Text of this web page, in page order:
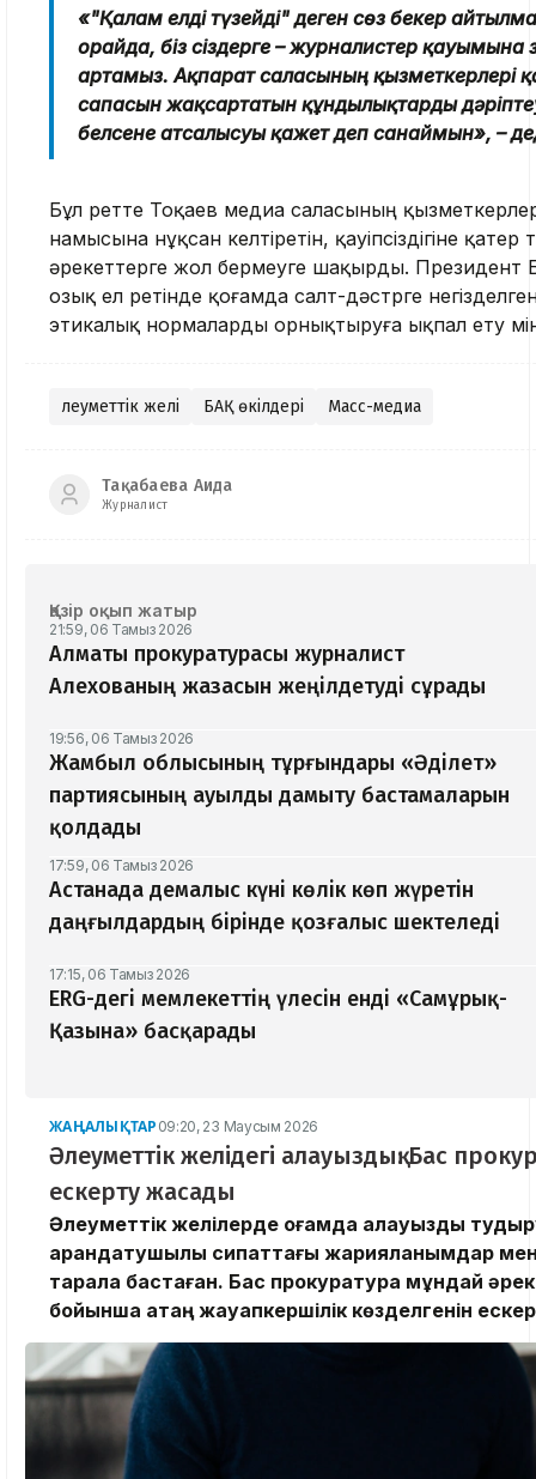
«"Қалам елді түзейді" деген сөз бекер
орайда, біз сіздерге – журналистер қауымына
артамыз. Ақпарат саласының қызметкерлері
сапасын жақсартатын құндылықтарды дәріптеу
белсене атсалысуы қажет деп санаймын», –
Бұл ретте Тоқаев медиа саласының
намысына нұқсан келтіретін, қауіпсіздігіне қатер
әрекеттерге жол бермеуге шақырды. Президент
озық ел ретінде қоғамда салт-дәстүрге
этикалық нормаларды орнықтыруға ықпал ету
Әлеуметтік желі БАҚ өкілдері Масс-медиа
Тақабаева Аида
Журналист
Қазір оқып жатыр
21:59, 06 Тамыз 2026
Алматы прокуратурасы журналист
Алехованың жазасын жеңілдетуді сұрады
19:56, 06 Тамыз 2026
Жамбыл облысының тұрғындары «Әділет»
партиясының ауылды дамыту бастамаларын
қолдады
17:59, 06 Тамыз 2026
Астанада демалыс күні көлік көп жүретін
даңғылдардың бірінде қозғалыс шектеледі
17:15, 06 Тамыз 2026
ERG-дегі мемлекеттің үлесін енді «Самұрық-
Қазына» басқарады
ЖАҢАЛЫҚТАР 09:20, 23 Маусым 2026
Әлеуметтік желідегі алауыздық: Бас
ескерту жасады
Әлеуметтік желілерде қоғамда алауыздық
арандатушылық сипаттағы жарияланымдар мен
тарала бастаған. Бас прокуратура мұндай
бойынша қатаң жауапкершілік көзделгенін